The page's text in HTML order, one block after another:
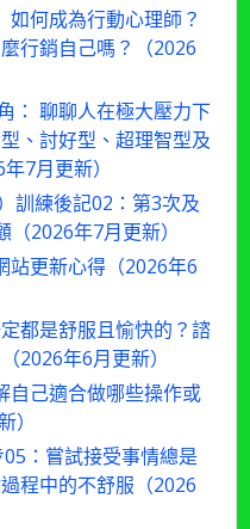
何成為行動心理師？
行銷自己嗎？（2026
： 聊聊人在極大壓力下
、討好型、超理智型及
7月更新）
訓練後記02：第3次及
2026年7月更新）
更新心得（2026年6
都是舒服且愉快的？諮
2026年6月更新）
自己適合做哪些操作或
）
：嘗試接受事情總是
程中的不舒服（2026